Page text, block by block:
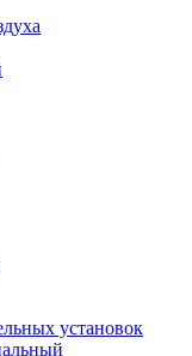
установок